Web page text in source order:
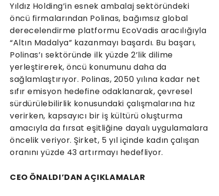
Yıldız Holding’in esnek ambalaj sektöründeki
öncü firmalarından Polinas, bağımsız global
derecelendirme platformu EcoVadis aracılığıyla
“Altın Madalya” kazanmayı başardı. Bu başarı,
Polinas’ı sektöründe ilk yüzde 2’lik dilime
yerleştirerek, öncü konumunu daha da
sağlamlaştırıyor. Polinas, 2050 yılına kadar net
sıfır emisyon hedefine odaklanarak, çevresel
sürdürülebilirlik konusundaki çalışmalarına hız
verirken, kapsayıcı bir iş kültürü oluşturma
amacıyla da fırsat eşitliğine dayalı uygulamalara
öncelik veriyor. Şirket, 5 yıl içinde kadın çalışan
oranını yüzde 43 artırmayı hedefliyor.
CEO ÖNALDI’DAN AÇIKLAMALAR